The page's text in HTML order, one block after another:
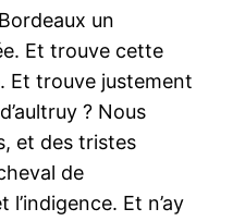
un
Et trouve cette
Et trouve justement
? Nous
et des tristes
de
Et n’ay